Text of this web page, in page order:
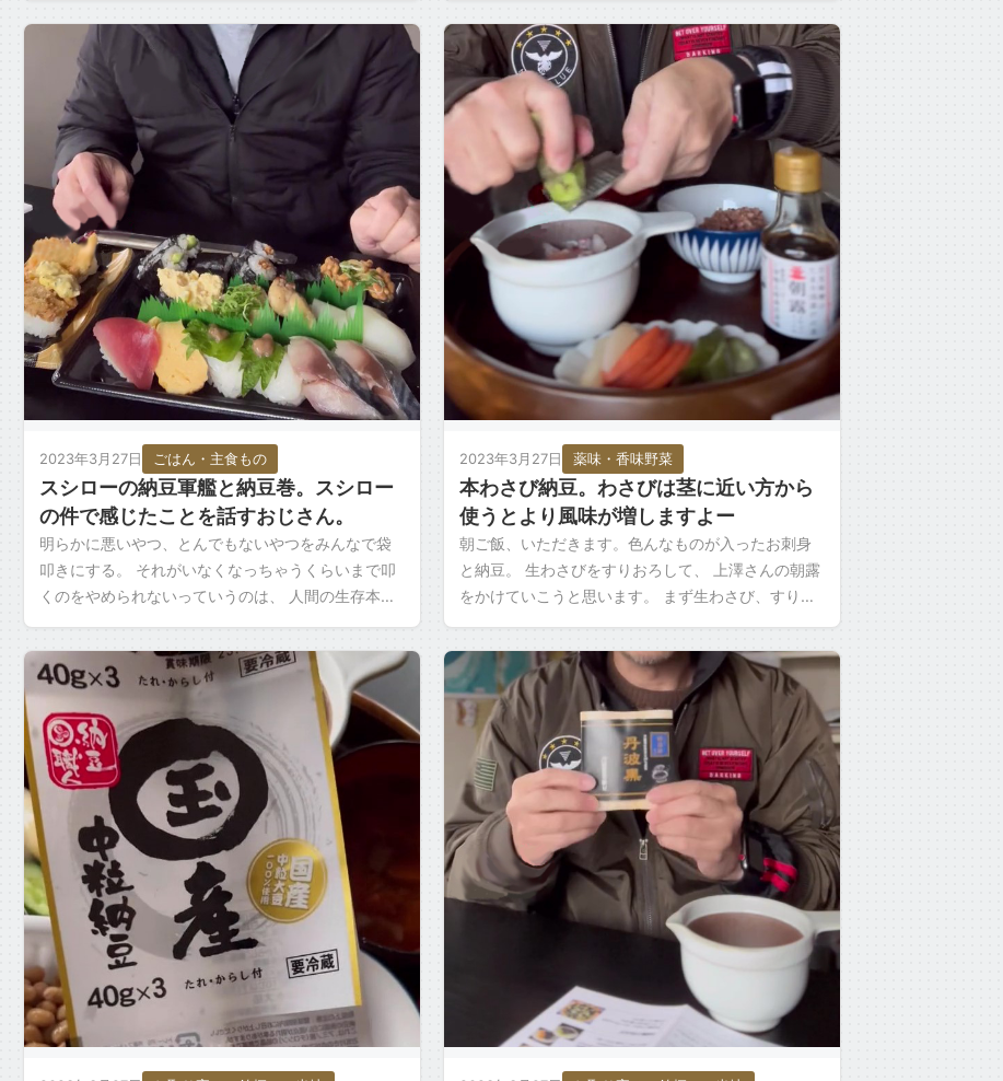
なんで […]
なんかそ […]
2023年3月27日 ごはん・主食もの
スシローの納豆軍艦と納豆巻。スシロー
の件で感じたことを話すおじさん。
明らかに悪いやつ、とんでもないやつをみんなで袋
叩きにする。 それがいなくなっちゃうくらいまで叩
くのをやめられないっていうのは、 人間の生存本能
スシロー […]
2023年3月27日 薬味・香味野菜
本わさび納豆。わさびは茎に近い方から
使うとより風味が増しますよー
朝ご飯、いただきます。色んなものが入ったお刺身
と納豆。 生わさびをすりおろして、 上澤さんの朝露
をかけていこうと思います。 まず生わさび、すりお
が美味し […]